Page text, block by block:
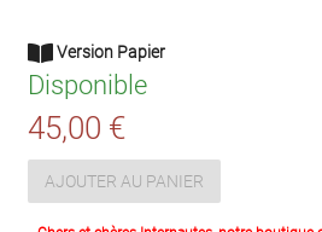
Version Papier
Disponible
45,00 €
AJOUTER AU PANIER